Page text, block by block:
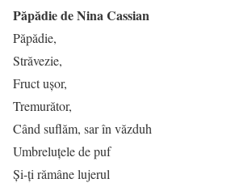
Păpădie de Nina Cassian
Păpădie,
Străvezie,
Fruct uşor,
Tremurător,
Când suflăm, sar în văzduh
Umbreluţele de puf
Şi-ţi rămâne lujerul